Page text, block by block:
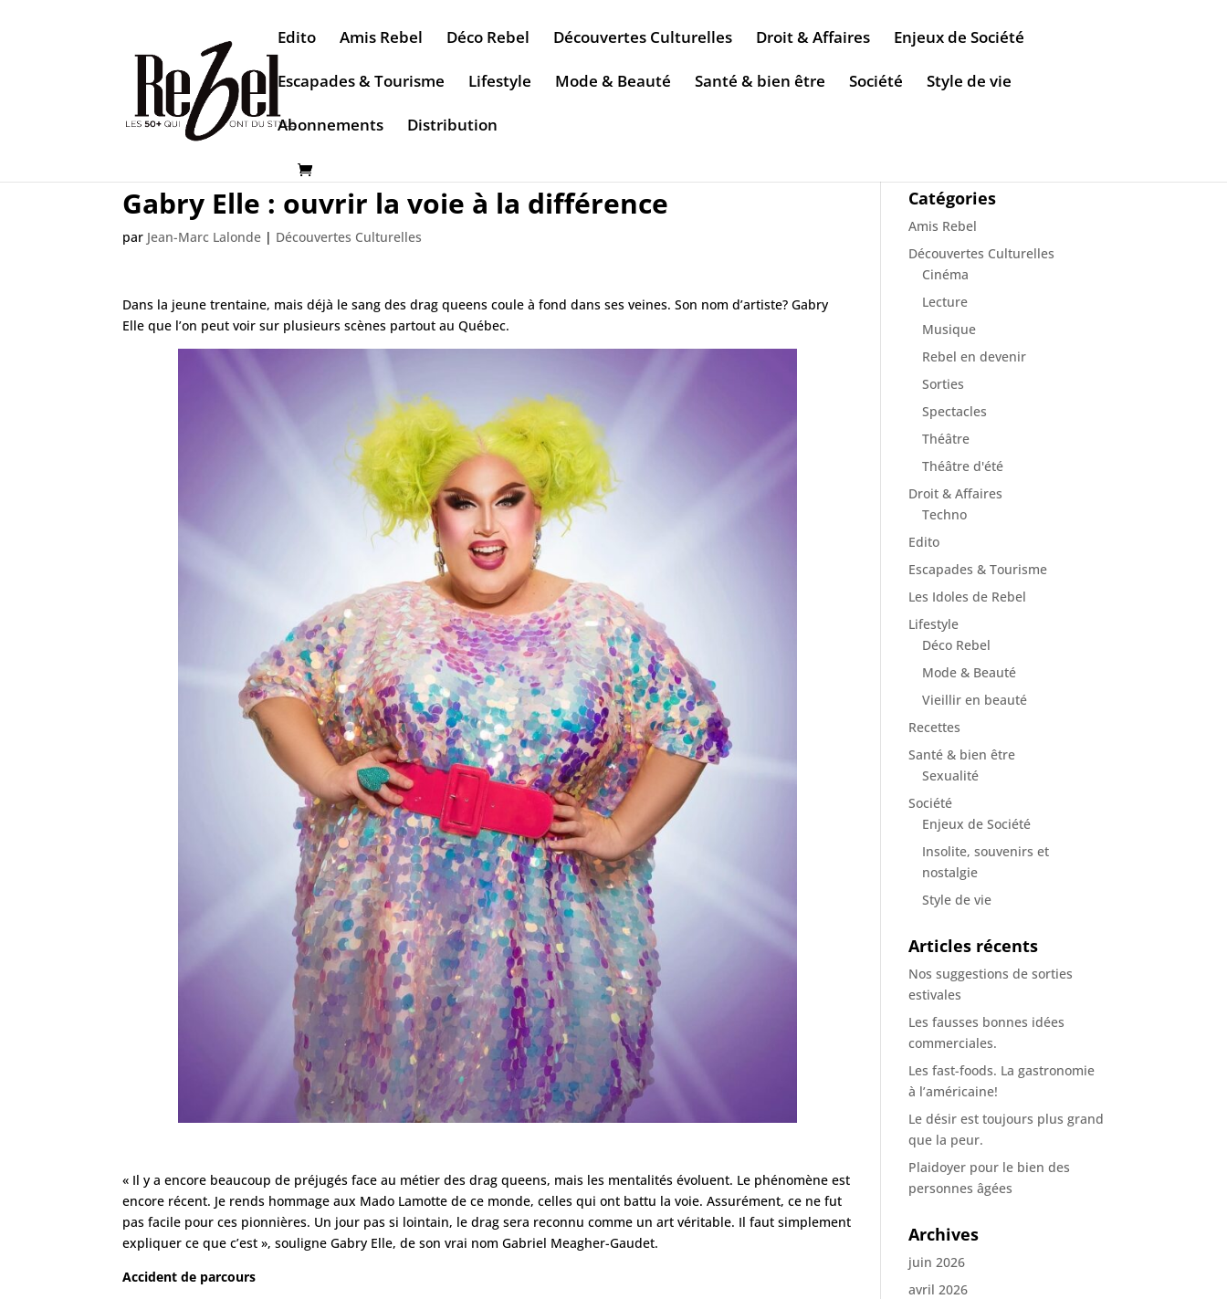
Edito Amis Rebel Déco Rebel Découvertes Culturelles Droit & Affaires Enjeux de Société
Escapades & Tourisme Lifestyle Mode & Beauté Santé & bien être Société Style de vie
Abonnements Distribution
Gabry Elle : ouvrir la voie à la différence
par Jean-Marc Lalonde | Découvertes Culturelles
Dans la jeune trentaine, mais déjà le sang des drag queens coule à fond dans ses veines. Son nom d’artiste? Gabry
Elle que l’on peut voir sur plusieurs scènes partout au Québec.
« Il y a encore beaucoup de préjugés face au métier des drag queens, mais les mentalités évoluent. Le phénomène est
encore récent. Je rends hommage aux Mado Lamotte de ce monde, celles qui ont battu la voie. Assurément, ce ne fut
pas facile pour ces pionnières. Un jour pas si lointain, le drag sera reconnu comme un art véritable. Il faut simplement
expliquer ce que c’est », souligne Gabry Elle, de son vrai nom Gabriel Meagher-Gaudet.
Accident de parcours
Catégories
Amis Rebel
Découvertes Culturelles
Cinéma
Lecture
Musique
Rebel en devenir
Sorties
Spectacles
Théâtre
Théâtre d'été
Droit & Affaires
Techno
Edito
Escapades & Tourisme
Les Idoles de Rebel
Lifestyle
Déco Rebel
Mode & Beauté
Vieillir en beauté
Recettes
Santé & bien être
Sexualité
Société
Enjeux de Société
Insolite, souvenirs et
nostalgie
Style de vie
Articles récents
Nos suggestions de sorties
estivales
Les fausses bonnes idées
commerciales.
Les fast-foods. La gastronomie
à l’américaine!
Le désir est toujours plus grand
que la peur.
Plaidoyer pour le bien des
personnes âgées
Archives
juin 2026
avril 2026